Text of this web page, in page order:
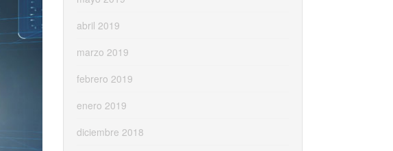
abril 2019
marzo 2019
febrero 2019
enero 2019
diciembre 2018